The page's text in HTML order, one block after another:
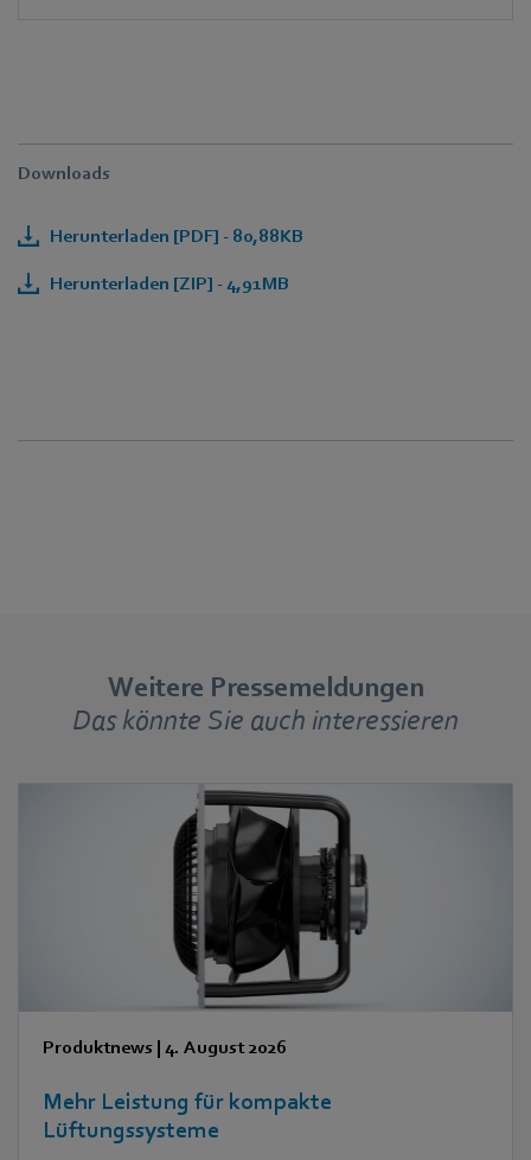
Downloads
Herunterladen [PDF] - 80,88KB
Herunterladen [ZIP] - 4,91MB
Weitere Pressemeldungen
Das könnte Sie auch interessieren
Produktnews | 4. August 2026
Mehr Leistung für kompakte
Lüftungssysteme